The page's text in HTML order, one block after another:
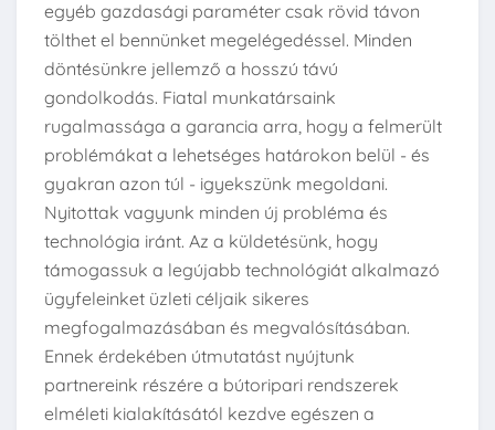
egyéb gazdasági paraméter csak rövid távon
tölthet el bennünket megelégedéssel. Minden
döntésünkre jellemző a hosszú távú
gondolkodás. Fiatal munkatársaink
rugalmassága a garancia arra, hogy a felmerült
problémákat a lehetséges határokon belül - és
gyakran azon túl - igyekszünk megoldani.
Nyitottak vagyunk minden új probléma és
technológia iránt. Az a küldetésünk, hogy
támogassuk a legújabb technológiát alkalmazó
ügyfeleinket üzleti céljaik sikeres
megfogalmazásában és megvalósításában.
Ennek érdekében útmutatást nyújtunk
partnereink részére a bútoripari rendszerek
elméleti kialakításától kezdve egészen a